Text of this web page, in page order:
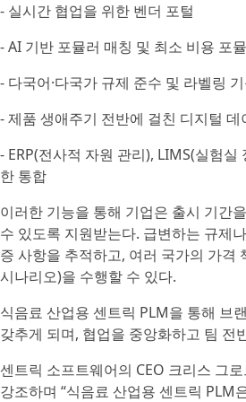
- 실시간 협업을 위한 벤더 포털
- AI 기반 포뮬러 매칭 및 최소 비용 포
- 다국어·다국가 규제 준수 및 라벨링
- 제품 생애주기 전반에 걸친 디지털 데
- ERP(전사적 자원 관리), LIMS(실험
한 통합
이러한 기능을 통해 기업은 출시 기간
수 있도록 지원받는다. 급변하는 규제
증 사항을 추적하고, 여러 국가의 가격
시나리오)을 수행할 수 있다.
식음료 산업용 센트릭 PLM을 통해 브
갖추게 되며, 협업을 중앙화하고 팀 전
센트릭 소프트웨어의 CEO 크리스 그
강조하며 “식음료 산업용 센트릭